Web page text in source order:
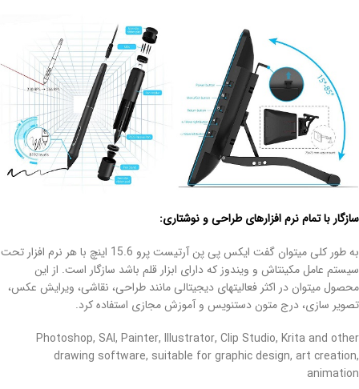
سازگار با تمام نرم افزارهای طراحی و نوشتاری:
به طور کلی میتوان گفت ایکس پی پن آرتیست پرو 15.6 اینچ با هر نرم افزار تحت
سیستم عامل مکینتاش و ویندوز که دارای ابزار قلم باشد سازگار است. از این
محصول میتوان در اکثر فعالیتهای دیجیتالی مانند طراحی، نقاشی، ویرایش عکس،
تصویر سازی، درج متون دستنویس و آموزش مجازی استفاده کرد.
Photoshop, SAI, Painter, Illustrator, Clip Studio, Krita and other
drawing software, suitable for graphic design, art creation,
animation